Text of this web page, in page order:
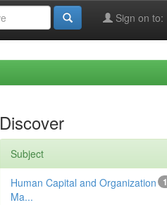
Sign on to:
Discover
Subject
1
Human Capital and Organization
Ma...